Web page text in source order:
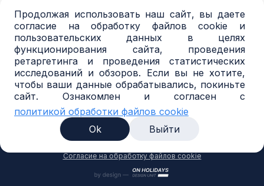
Продолжая использовать наш сайт, вы даете
согласие на обработку файлов cookie и
пользовательских данных в целях
функционирования сайта, проведения
ретаргетинга и проведения статистических
исследований и обзоров. Если вы не хотите,
чтобы ваши данные обрабатывались, покиньте
сайт. Ознакомлен и согласен с
политикой обработки файлов cookie
Ok
Выйти
+7 (343) 379-03-71
azur@azur-opt.ru
© 2016-2026, Торговая система AZUR. Все
права защищены.
Политика в отношении обработки
персональных данных
Согласие на обработку персональных данных
Согласие на обработку файлов cookie